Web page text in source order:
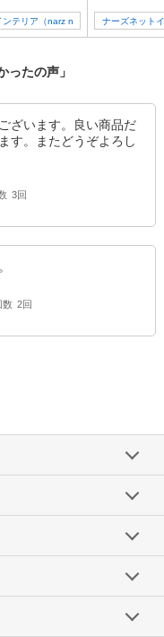
ンテリア（narz n
ナーズネット
et
ったの声」
ざいます。良い商品だ
す。またどうぞよろし
3回
数 2回